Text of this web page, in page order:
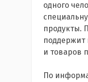
одного
продукты.
поддержит
и товаров
По